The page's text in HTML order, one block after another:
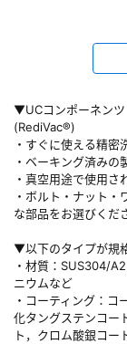
▼UCコンポーネン
(RediVac®)
・すぐに使える精密
・ベーキング済みの
・真空用途で使用
・ボルト・ナット
な部品をお選びくだ
▼以下のタイプが規
・材質：SUS304/
ニウムなど
・コーティング：
化タングステンコー
ト，クロム酸銀コー
※パスワードをお忘
※メールアドレスを